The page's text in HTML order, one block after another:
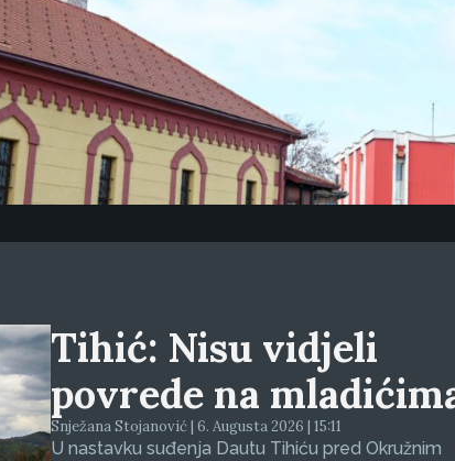
Tihić: Nisu vidjeli
povrede na
Snježana Stojanović | 6. Augusta 2026 | 15:11
U nastavku suđenja Dautu Tihiću pred Okružnim